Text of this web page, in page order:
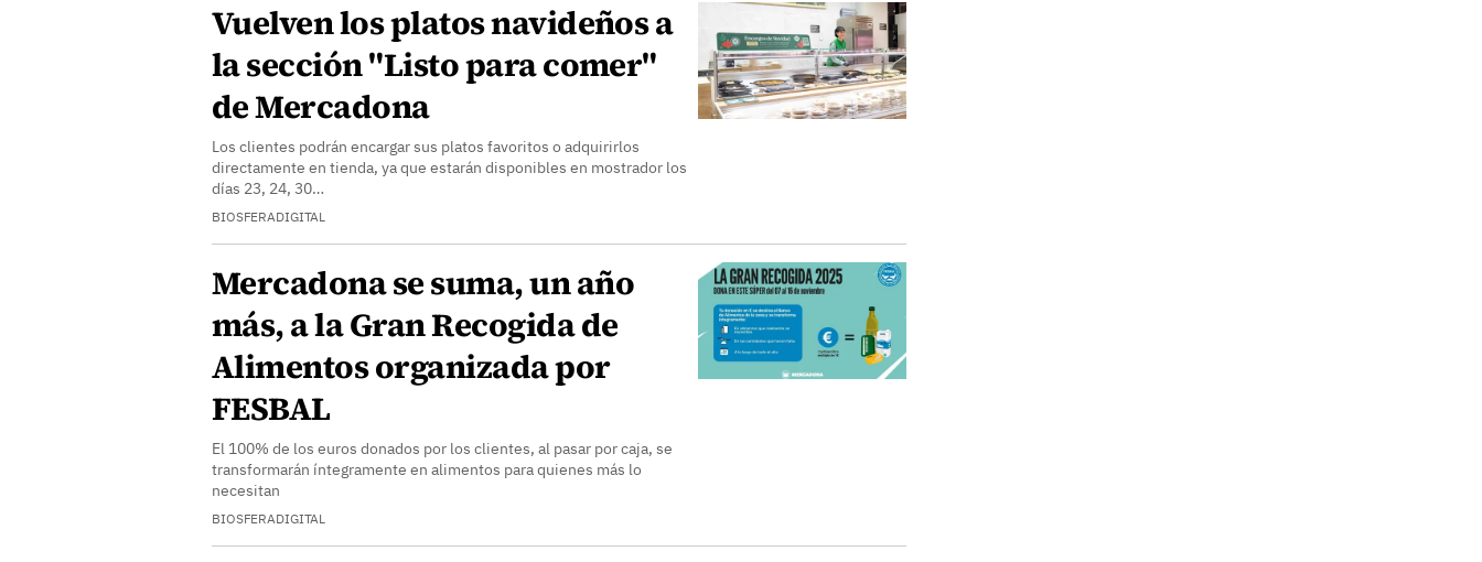
Vuelven los platos navideños a
la sección "Listo para comer"
de Mercadona
Los clientes podrán encargar sus platos favoritos o adquirirlos
directamente en tienda, ya que estarán disponibles en mostrador los
días 23, 24, 30…
BIOSFERADIGITAL
Mercadona se suma, un año
más, a la Gran Recogida de
Alimentos organizada por
FESBAL
El 100% de los euros donados por los clientes, al pasar por caja, se
transformarán íntegramente en alimentos para quienes más lo
necesitan
BIOSFERADIGITAL